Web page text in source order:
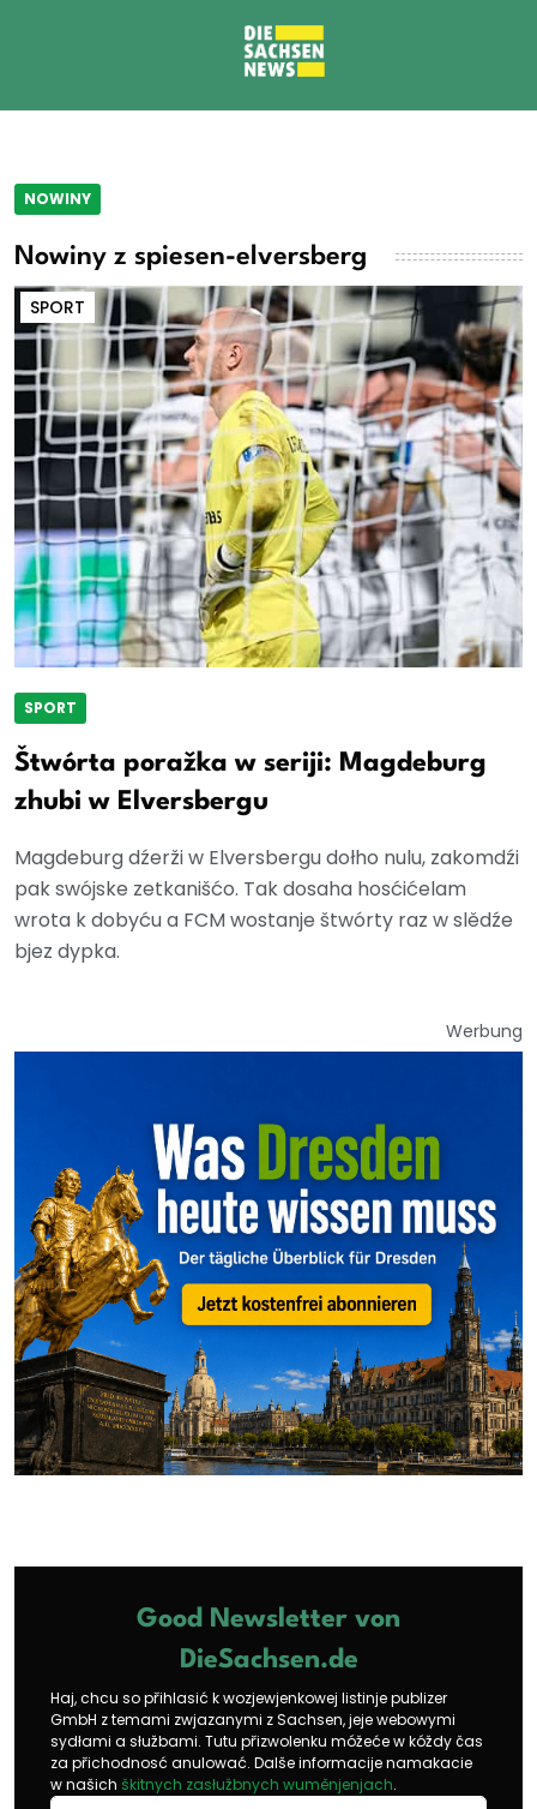
NOWINY
Nowiny z spiesen-elversberg
SPORT
SPORT
Štwórta poražka w seriji: Magdeburg
zhubi w Elversbergu
Magdeburg dźerži w Elversbergu dołho nulu, zakomdźi
pak swójske zetkanišćo. Tak dosaha hosćićelam
wrota k dobyću a FCM wostanje štwórty raz w slědźe
bjez dypka.
Werbung
Good Newsletter von
DieSachsen.de
Haj, chcu so přihlasić k wozjewjenkowej listinje publizer
GmbH z temami zwjazanymi z Sachsen, jeje webowymi
sydłami a słužbami. Tutu přizwolenku móžeće w kóždy čas
za přichodnosć anulować. Dalše informacije namakacie
w našich škitnych zasłužbnych wuměnjenjach.